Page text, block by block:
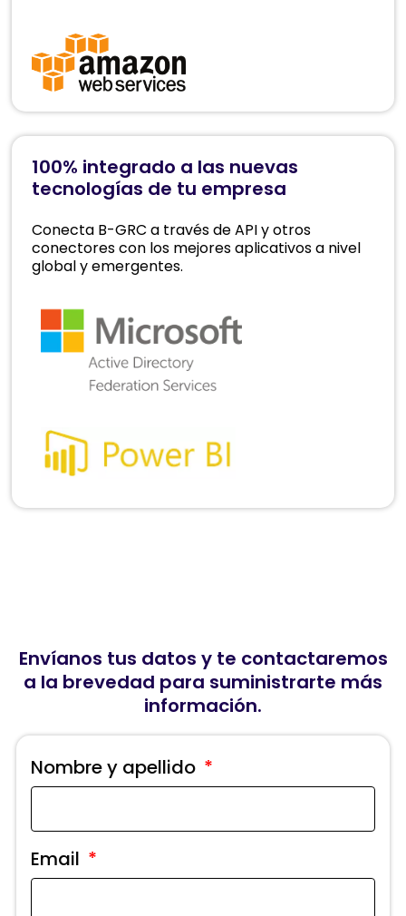
100% integrado a las nuevas
tecnologías de tu empresa
Conecta B-GRC a través de API y otros
conectores con los mejores aplicativos a nivel
global y emergentes.
Envíanos tus datos y te contactaremos
a la brevedad para suministrarte más
información.
Nombre y apellido
Email